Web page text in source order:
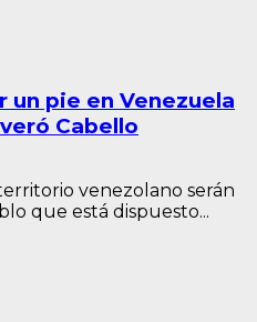
un pie en Venezuela
Cabello
venezolano serán
que está dispuesto...